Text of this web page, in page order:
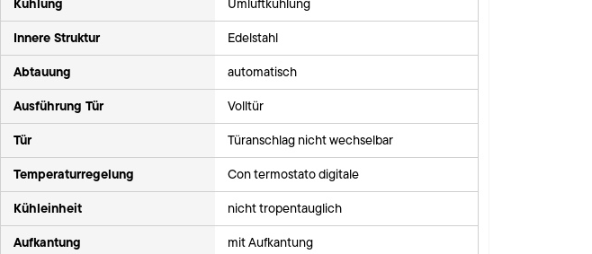
Umluftkühlung
Innere Struktur Edelstahl
Abtauung automatisch
Ausführung Tür Volltür
Tür Türanschlag nicht wechselbar
Temperaturregelung Con termostato digitale
Kühleinheit nicht tropentauglich
Aufkantung mit Aufkantung